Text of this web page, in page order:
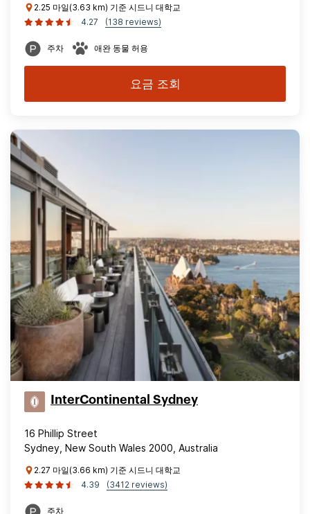
2.25 마일(3.63 km) 기준 시드니 대학교
4.27
(138 reviews)
주차 애완 동물 허용
요금 조회
InterContinental Sydney
16 Phillip Street
Sydney, New South Wales 2000, Australia
2.27 마일(3.66 km) 기준 시드니 대학교
4.39
(3412 reviews)
주차